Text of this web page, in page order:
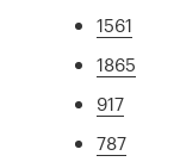
1561
1865
917
787